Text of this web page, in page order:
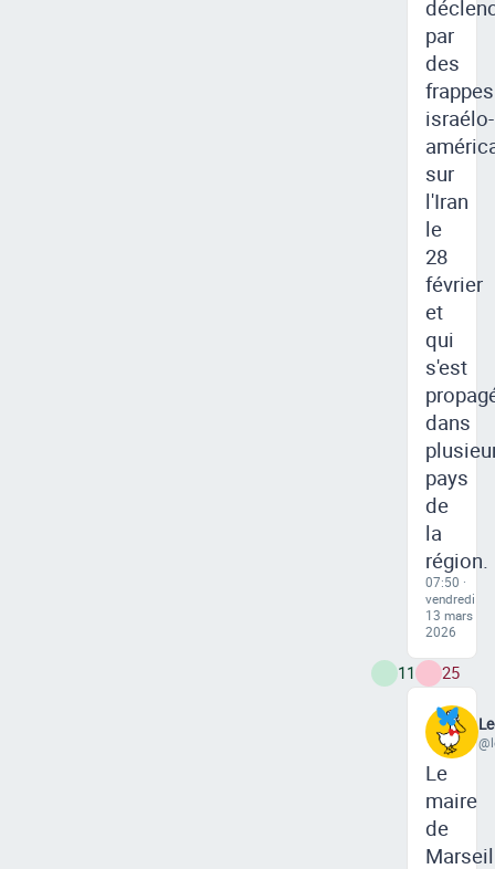
par
des
frappes
israélo-
sur
l'Iran
le
28
février
et
qui
s'est
dans
pays
de
la
région.
07:50 ·
vendredi
13 mars
2026
11 25
Le
maire
de